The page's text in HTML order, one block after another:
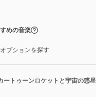
めの音楽
オプションを探す
ートゥーンロケットと宇宙の惑星